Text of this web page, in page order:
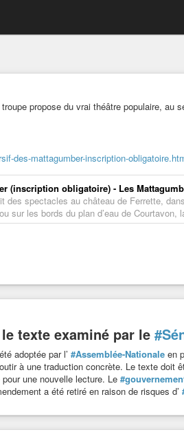
propose du vrai théâtre populaire, au
des-mattagumber-inscription-
(inscription obligatoire) - Les
des spectacles au château de Ferrette,
sur les bords du plan d’eau de Courtavon,
texte examiné par le
adoptée par l’ #Assemblée-Nationale en
à une traduction concrète. Le texte doit
une nouvelle lecture. Le
a été retiré en raison de risques d’